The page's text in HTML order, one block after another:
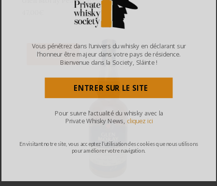
Promo !
Vous pénétrez dans l’univers du whisky en déclarant sur
l’honneur être majeur dans votre pays de résidence.
Bienvenue dans la Society, Sláinte !
ENTRER SUR LE SITE
En visitant notre site, vous acceptez l’utilisation des cookies que nous utilisons
pour améliorer votre navigation.
Pour suivre l’actualité du whisky avec la
Private Whisky News, cliquez ici